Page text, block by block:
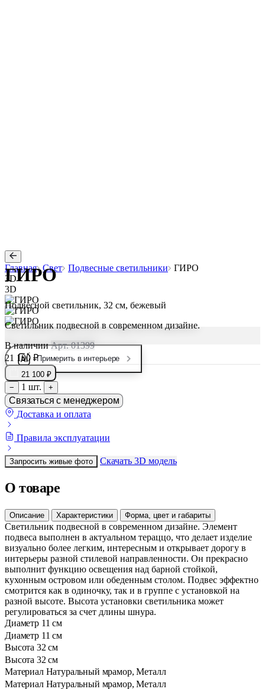
Главная Свет Подвесные светильники
ГИРО
3D
3D
Примерить в интерьере
ГИРО
Подвесной светильник, 32 см, бежевый
Светильник подвесной в современном дизайне.
В наличии Арт. 01399
21 100 ₽
21 100 ₽
−
1 шт. +
Связаться с менеджером
Доставка и оплата
Правила эксплуатации
Запросить живые фото Скачать 3D модель
О товаре
Описание Характеристики Форма, цвет и габариты
Светильник подвесной в современном дизайне. Элемент
подвеса выполнен в актуальном тераццо, что делает изделие
визуально более легким, интересным и открывает дорогу в
интерьеры разной стилевой направленности. Он прекрасно
выполнит функцию освещения над барной стойкой,
кухонным островом или обеденным столом. Подвес эффектно
смотрится как в одиночку, так и в группе с установкой на
разной высоте. Высота установки светильника может
регулироваться за счет длины шнура.
Диаметр 11 см
Диаметр 11 см
Высота 32 см
Высота 32 см
Материал Натуральный мрамор, Металл
Материал Натуральный мрамор, Металл